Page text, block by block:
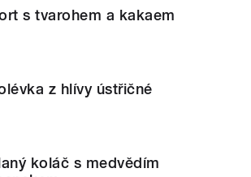
s tvarohem a kakaem
z hlívy ústřičné
koláč s medvědím